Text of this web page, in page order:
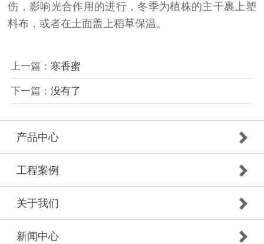
伤，影响光合作用的进行，冬季为植株的主干裹上塑
料布，或者在土面盖上稻草保温。
上一篇： 寒香蜜
下一篇： 没有了
产品中心
工程案例
关于我们
新闻中心